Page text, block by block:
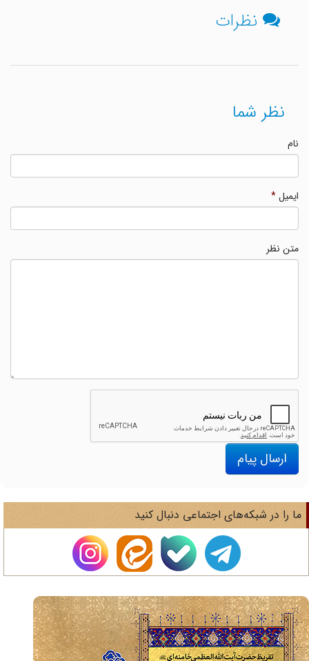
نظرات
نظر شما
ایمیل*
متن نظر
ارسال پیام
را در شبکه‌های اجتماعی دنبال کنید